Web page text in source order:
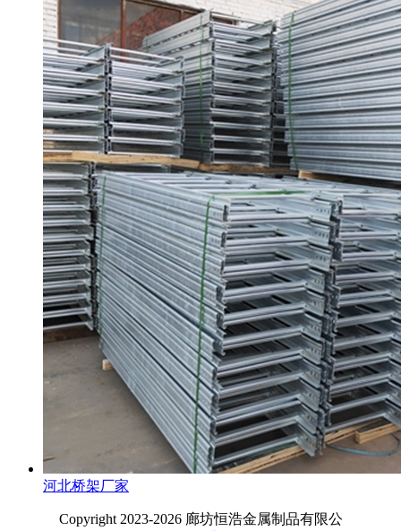
河北桥架厂家
Copyright 2023-2026 廊坊恒浩金属制品有限公